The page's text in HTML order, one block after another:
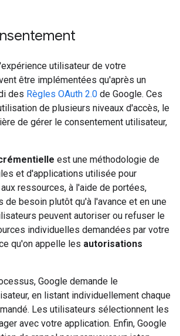
utilisateur de votre
être implémentées qu'après un
des Règles OAuth 2.0 de Google. Ces
de plusieurs niveaux d'accès, le
de gérer le consentement utilisateur,
est une méthodologie de
et d'applications utilisée pour
ressources, à l'aide de portées,
de besoin plutôt qu'à l'avance et en une
peuvent autoriser ou refuser le
individuelles demandées par votre
qu'on appelle les autorisations
Google demande le
en listant individuellement chaque
Les utilisateurs sélectionnent les
avec votre application. Enfin, Google